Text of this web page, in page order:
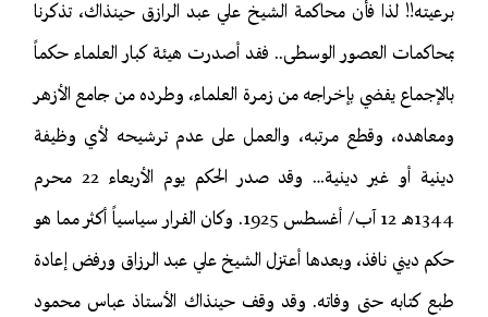
برعيته!! لذا فأن محاكمة الشيخ علي عبد الرازق حينذاك، تذكرنا
بمحاكمات العصور الوسطى.. فقد أصدرت هيئة كبار العلماء حكماً
بالإجماع يقضي بإخراجه من زمرة العلماء، وطرده من جامع الأزهر
ومعاهده، وقطع مرتبه، والعمل على عدم ترشيحه لأي وظيفة
دينية أو غير دينية… وقد صدر الحكم يوم الأربعاء 22 محرم
1344هـ 12 آب/ أغسطس 1925. وكان القرار سياسياً أكثر مما هو
حكم ديني نافذ، وبعدها أعتزل الشيخ علي عبد الرزاق ورفض إعادة
طبع كتابه حتى وفاته. وقد وقف حينذاك الأستاذ عباس محمود